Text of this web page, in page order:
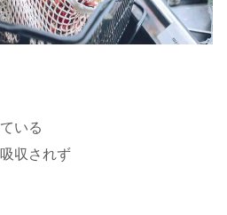
いる
収されず